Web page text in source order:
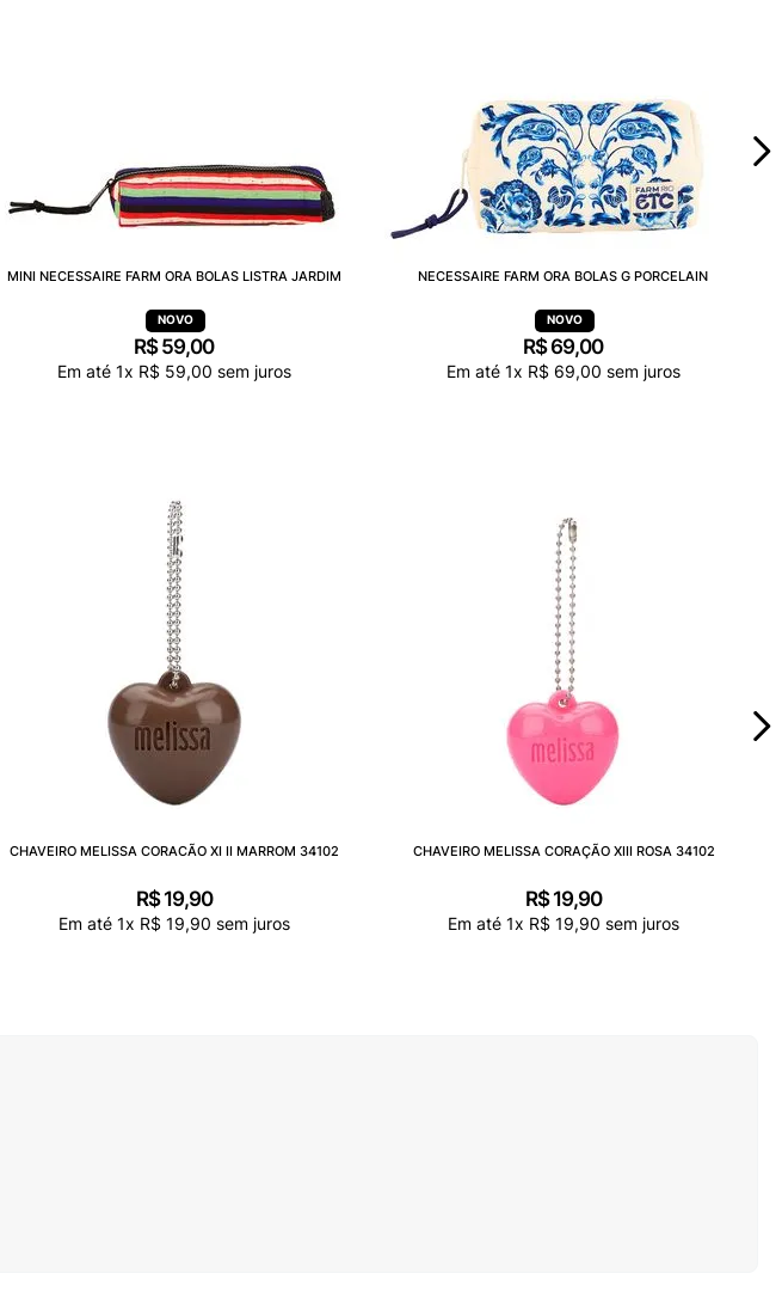
MINI NECESSAIRE FARM ORA BOLAS LISTRA JARDIM
R$59,00
Em até 1x R$ 59,00 sem juros
NECESSAIRE FARM ORA BOLAS G PORCELAIN
R$69,00
Em até 1x R$ 69,00 sem juros
CHAVEIRO MELISSA CORACÃO XI II MARROM 34102
R$ 19,90
Em até 1x R$ 19,90 sem juros
CHAVEIRO MELISSA CORAÇÃO XIII ROSA 34102
R$ 19,90
Em até 1x R$ 19,90 sem juros